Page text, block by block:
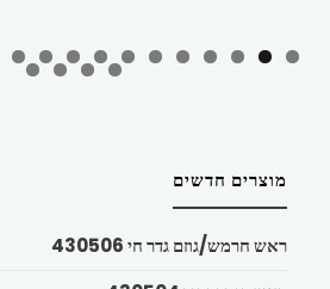
מוצרים חדשים
ראש חרמש/גוזם גדר חי 430506